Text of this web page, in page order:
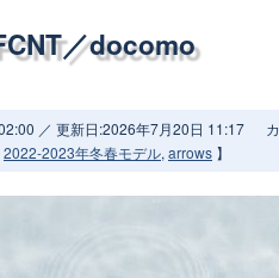
／docomo
／ 更新日:2026年7月20日 11:17
2022-2023年冬春モデル,arrows 】